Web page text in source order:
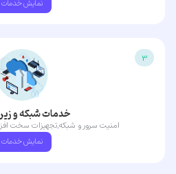
خدمات شبکه و
امنیت سرور و شبکه,تجهیزات سخت
نمایش خدمات
3